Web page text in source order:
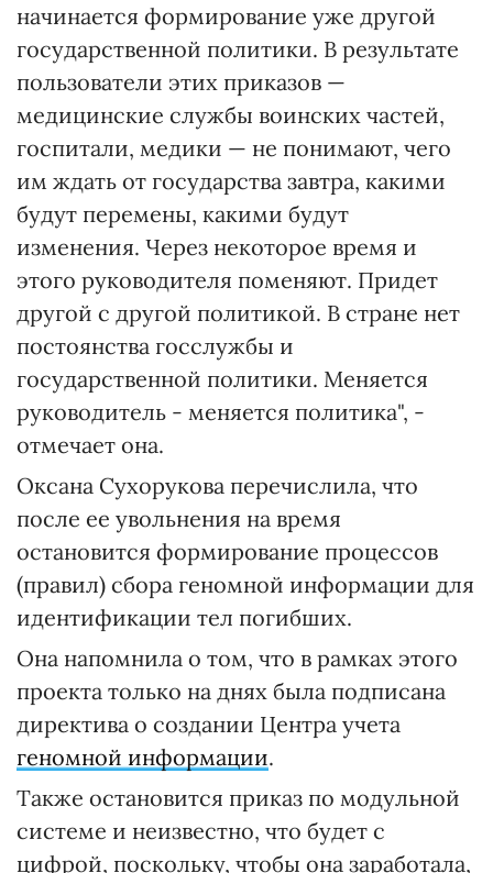
начинается формирование уже другой
государственной политики. В результате
пользователи этих приказов —
медицинские службы воинских частей,
госпитали, медики — не понимают, чего
им ждать от государства завтра, какими
будут перемены, какими будут
изменения. Через некоторое время и
этого руководителя поменяют. Придет
другой с другой политикой. В стране нет
постоянства госслужбы и
государственной политики. Меняется
руководитель - меняется политика", -
отмечает она.
Оксана Сухорукова перечислила, что
после ее увольнения на время
остановится формирование процессов
(правил) сбора геномной информации для
идентификации тел погибших.
Она напомнила о том, что в рамках этого
проекта только на днях была подписана
директива о создании Центра учета
геномной информации.
Также остановится приказ по модульной
системе и неизвестно, что будет с
цифрой, поскольку, чтобы она заработала,